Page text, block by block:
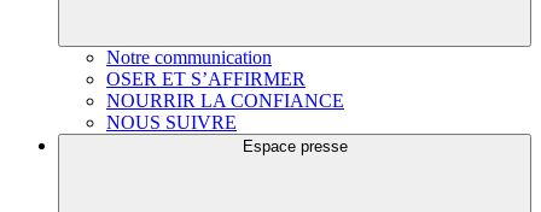
Notre communication
OSER ET S’AFFIRMER
NOURRIR LA CONFIANCE
NOUS SUIVRE
Espace presse